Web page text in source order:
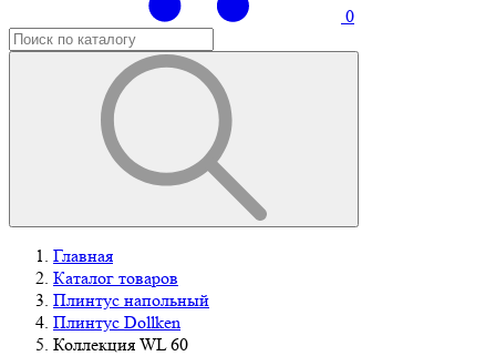
0
Главная
Каталог товаров
Плинтус напольный
Плинтус Dollken
Коллекция WL 60